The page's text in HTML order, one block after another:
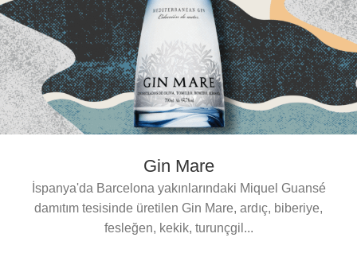
Gin Mare
İspanya'da Barcelona yakınlarındaki Miquel Guansé
damıtım tesisinde üretilen Gin Mare, ardıç, biberiye,
fesleğen, kekik, turunçgil...